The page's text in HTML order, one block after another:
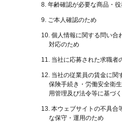
年齢確認が必要な商品・
ご本人確認のため
個人情報に関する問い合
対応のため
当社に応募された求職者
当社の従業員の賃金に関
保険手続き・労働安全衛
用管理及び法令等に基づ
本ウェブサイトの不具合
な保守・運用のため